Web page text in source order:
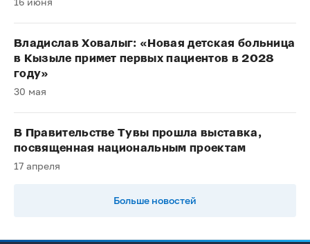
Владислав Ховалыг: «Новая детская больница
в Кызыле примет первых пациентов в 2028
году»
30 мая
В Правительстве Тувы прошла выставка,
посвященная национальным проектам
17 апреля
Больше новостей